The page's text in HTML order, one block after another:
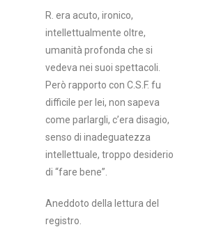
R. era acuto, ironico,
intellettualmente oltre,
umanità profonda che si
vedeva nei suoi spettacoli.
Però rapporto con C.S.F. fu
difficile per lei, non sapeva
come parlargli, c’era disagio,
senso di inadeguatezza
intellettuale, troppo desiderio
di “fare bene”.
Aneddoto della lettura del
registro.